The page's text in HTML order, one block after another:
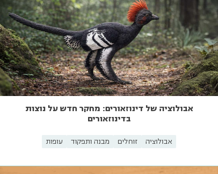
אבולוציה של דינוזאורים: מחקר חדש על נוצות
בדינוזאורים
אבולוציה זוחלים מבנה ותפקוד עופות